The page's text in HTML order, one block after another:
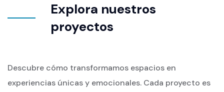
Explora nuestros
proyectos
Descubre cómo transformamos espacios en
experiencias únicas y emocionales. Cada proyecto es